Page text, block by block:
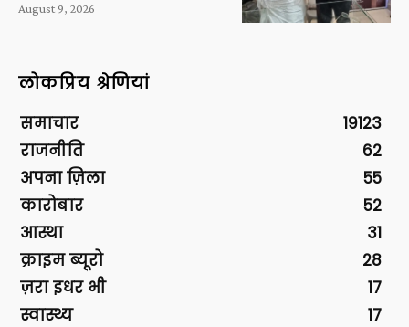
August 9, 2026
लोकप्रिय श्रेणियां
समाचार
19123
राजनीति
62
अपना ज़िला
55
कारोबार
52
आस्था
31
क्राइम ब्यूरो
28
ज़रा इधर भी
17
स्वास्थ्य
17